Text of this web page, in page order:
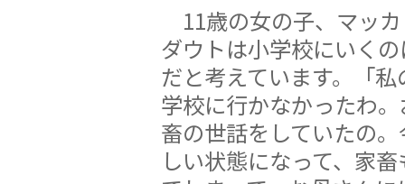
11歳の女の子、マッ
ダウトは小学校にいく
だと考えています。「
学校に行かなかったわ
畜の世話をしていたの
しい状態になって、家